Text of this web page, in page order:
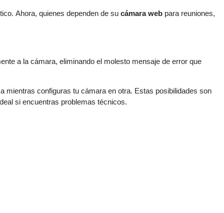
Ahora, quienes dependen de su cámara web para reuniones,
a la cámara, eliminando el molesto mensaje de error que
mientras configuras tu cámara en otra. Estas posibilidades son
si encuentras problemas técnicos.